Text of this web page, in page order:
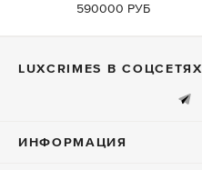
590000 РУБ
LUXСRIMES В СОЦСЕТЯХ
ИНФОРМАЦИЯ